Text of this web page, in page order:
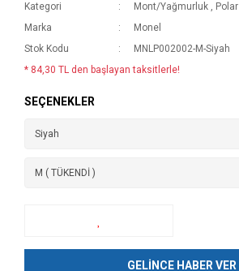
Kategori Mont/Yağmurluk , Polar
Marka
Monel
Stok Kodu
MNLP002002-M-Siyah
* 84,30 TL den başlayan taksitlerle!
SEÇENEKLER
GELİNCE HABER VER